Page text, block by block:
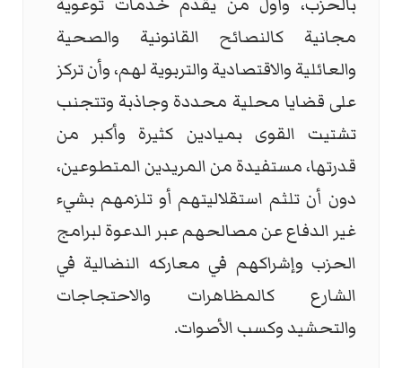
بالحزب، وأول من يقدم خدمات توعوية
مجانية كالنصائح القانونية والصحية
والعائلية والاقتصادية والتربوية لهم، وأن تركز
على قضايا محلية محددة وجاذبة وتتجنب
تشتيت القوى بميادين كثيرة وأكبر من
قدرتها، مستفيدة من المريدين المتطوعين،
دون أن تلثم استقلاليتهم أو تلزمهم بشيء
غير الدفاع عن مصالحهم عبر الدعوة لبرامج
الحزب وإشراكهم في معاركه النضالية في
الشارع كالمظاهرات والاحتجاجات
والتحشيد وكسب الأصوات.